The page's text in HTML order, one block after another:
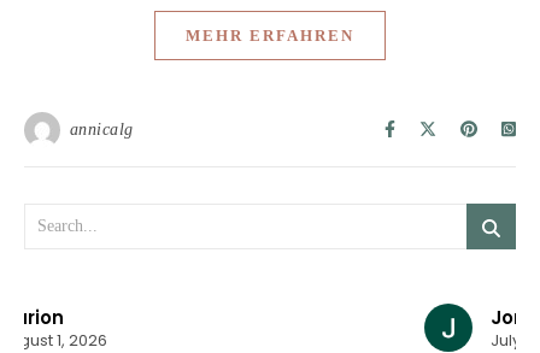
MEHR ERFAHREN
annicalg
July 30, 2026